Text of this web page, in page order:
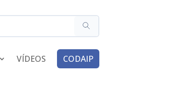
VÍDEOS CODAIP